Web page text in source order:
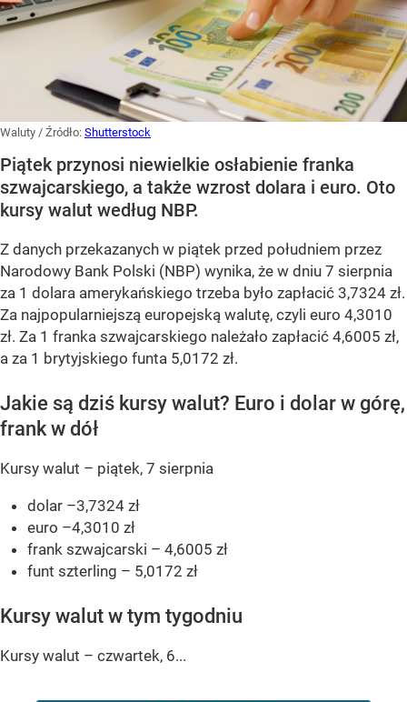
Waluty / Źródło: Shutterstock
Piątek przynosi niewielkie osłabienie franka
szwajcarskiego, a także wzrost dolara i euro. Oto
kursy walut według NBP.
Z danych przekazanych w piątek przed południem przez
Narodowy Bank Polski (NBP) wynika, że w dniu 7 sierpnia
za 1 dolara amerykańskiego trzeba było zapłacić 3,7324 zł.
Za najpopularniejszą europejską walutę, czyli euro 4,3010
zł. Za 1 franka szwajcarskiego należało zapłacić 4,6005 zł,
a za 1 brytyjskiego funta 5,0172 zł.
Jakie są dziś kursy walut? Euro i dolar w górę,
frank w dół
Kursy walut – piątek, 7 sierpnia
dolar –3,7324 zł
euro –4,3010 zł
frank szwajcarski – 4,6005 zł
funt szterling – 5,0172 zł
Kursy walut w tym tygodniu
Kursy walut – czwartek, 6...